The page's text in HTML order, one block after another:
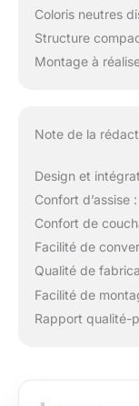
Coloris neutres
Structure
Montage à
Note de la
Design et
Confort d’assise :
Confort de
Facilité de
Qualité de
Facilité de
Rapport qualité-